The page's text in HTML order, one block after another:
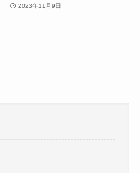
2023年11月9日